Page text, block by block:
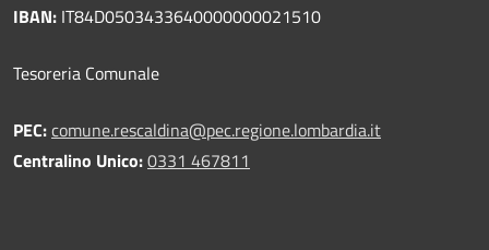
IBAN: IT84D0503433640000000021510
Tesoreria Comunale
PEC:comune.rescaldina@pec.regione.lombardia.it
Centralino Unico:0331 467811